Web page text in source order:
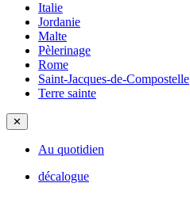
Italie
Jordanie
Malte
Pèlerinage
Rome
Saint-Jacques-de-Compostelle
Terre sainte
✕
Au quotidien
décalogue